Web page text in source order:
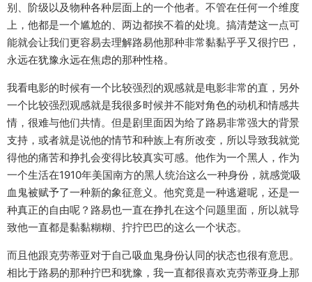
别、阶级以及物种各种层面上的一个他者。不管在任何一个维度
上，他都是一个尴尬的、两边都挨不着的处境。搞清楚这一点可
能就会让我们更容易去理解路易他那种非常黏黏乎乎又很拧巴，
永远在犹豫永远在焦虑的那种性格。
我看电影的时候有一个比较强烈的观感就是电影非常的直，另外
一个比较强烈观感就是我很多时候并不能对角色的动机和情感共
情，很难与他们共情。但是剧里面因为给了路易非常强大的背景
支持，或者就是说他的情节和种族上有所改变，所以导致我就觉
得他的痛苦和挣扎会变得比较真实可感。他作为一个黑人，作为
一个生活在1910年美国南方的黑人统治这么一种身份，就感觉吸
血鬼被赋予了一种新的象征意义。他究竟是一种逃避呢，还是一
种真正的自由呢？路易也一直在挣扎在这个问题里面，所以就导
致他一直都是黏黏糊糊、拧拧巴巴的这么一个状态。
而且他跟克劳蒂亚对于自己吸血鬼身份认同的状态也很有意思。
相比于路易的那种拧巴和犹豫，我一直都很喜欢克劳蒂亚身上那